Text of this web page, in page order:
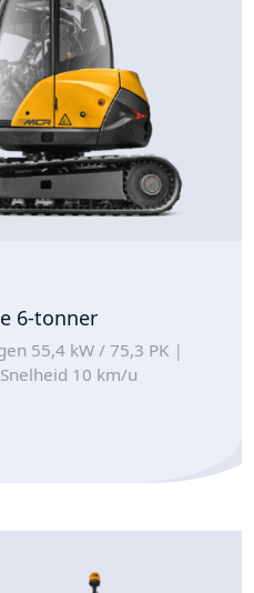
6-tonner
55,4 kW / 75,3 PK
Snelheid 10 km/u